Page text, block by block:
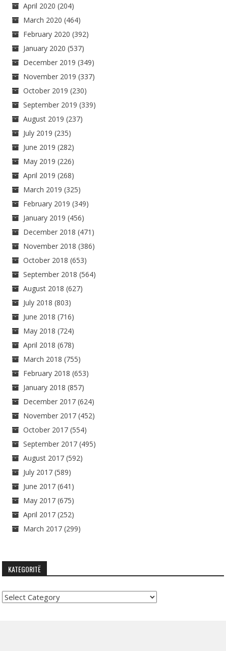
April 2020 (204)
March 2020 (464)
February 2020 (392)
January 2020 (537)
December 2019 (349)
November 2019 (337)
October 2019 (230)
September 2019 (339)
August 2019 (237)
July 2019 (235)
June 2019 (282)
May 2019 (226)
April 2019 (268)
March 2019 (325)
February 2019 (349)
January 2019 (456)
December 2018 (471)
November 2018 (386)
October 2018 (653)
September 2018 (564)
August 2018 (627)
July 2018 (803)
June 2018 (716)
May 2018 (724)
April 2018 (678)
March 2018 (755)
February 2018 (653)
January 2018 (857)
December 2017 (624)
November 2017 (452)
October 2017 (554)
September 2017 (495)
August 2017 (592)
July 2017 (589)
June 2017 (641)
May 2017 (675)
April 2017 (252)
March 2017 (299)
KATEGORITË
Kategoritë